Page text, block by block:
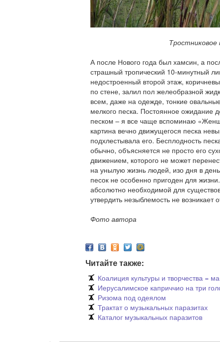
Тростниковое
А после Нового года был хамсин, а
страшный тропический 10-минутный
недостроенный второй этаж,
по стене, залил пол желеобразной
всем, даже на одежде, тонкие
мелкого песка. Постоянное ожидание
песком – я все чаще вспоминаю
картина вечно движущегося песка
подхлестывала его. Бесплодность
обычно, объясняется не просто его
движением, которого не может
на унылую жизнь людей, изо дня в
песок не особенно пригоден для
абсолютно необходимой для
утвердить незыблемость не возникает
Фото автора
Читайте также:
Коалиция культуры и творчества =
Иерусалимское каприччио на три
Ризома под одеялом
Трактат о музыкальных паразитах
Каталог музыкальных паразитов